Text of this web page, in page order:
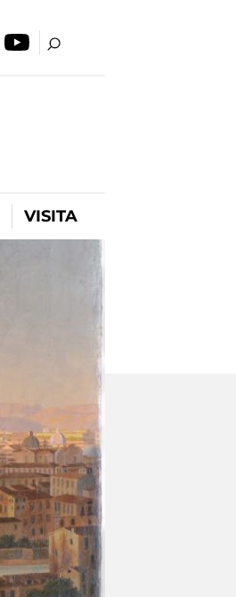
VISITA